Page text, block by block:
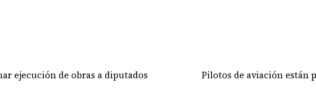
de obras a diputados Pilotos de aviación están